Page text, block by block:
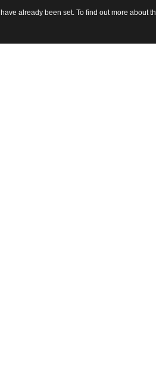
sito
already been set. To find out more about